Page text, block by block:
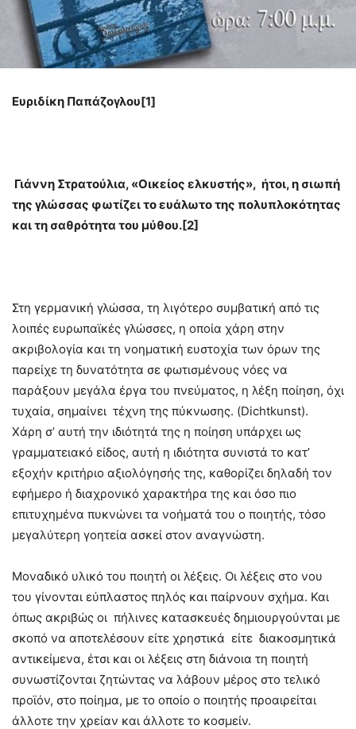
Ευριδίκη Παπάζογλου[1]
Γιάννη Στρατούλια, «Οικείος ελκυστής», ήτοι, η σιωπή
της γλώσσας φωτίζει το ευάλωτο της πολυπλοκότητας
και τη σαθρότητα του μύθου.[2]
Στη γερμανική γλώσσα, τη λιγότερο συμβατική από τις
λοιπές ευρωπαϊκές γλώσσες, η οποία χάρη στην
ακριβολογία και τη νοηματική ευστοχία των όρων της
παρείχε τη δυνατότητα σε φωτισμένους νόες να
παράξουν μεγάλα έργα του πνεύματος, η λέξη ποίηση, όχι
τυχαία, σημαίνει τέχνη της πύκνωσης. (Dichtkunst).
Χάρη σ’ αυτή την ιδιότητά της η ποίηση υπάρχει ως
γραμματειακό είδος, αυτή η ιδιότητα συνιστά το κατ’
εξοχήν κριτήριο αξιολόγησής της, καθορίζει δηλαδή τον
εφήμερο ή διαχρονικό χαρακτήρα της και όσο πιο
επιτυχημένα πυκνώνει τα νοήματά του ο ποιητής, τόσο
μεγαλύτερη γοητεία ασκεί στον αναγνώστη.
Μοναδικό υλικό του ποιητή οι λέξεις. Οι λέξεις στο νου
του γίνονται εύπλαστος πηλός και παίρνουν σχήμα. Και
όπως ακριβώς οι πήλινες κατασκευές δημιουργούνται με
σκοπό να αποτελέσουν είτε χρηστικά είτε διακοσμητικά
αντικείμενα, έτσι και οι λέξεις στη διάνοια τη ποιητή
συνωστίζονται ζητώντας να λάβουν μέρος στο τελικό
προϊόν, στο ποίημα, με το οποίο ο ποιητής προαιρείται
άλλοτε την χρείαν και άλλοτε το κοσμείν.